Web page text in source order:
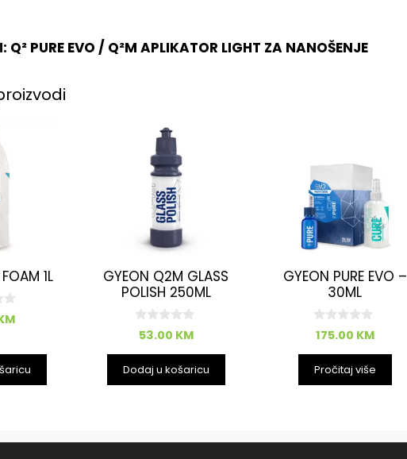
Q² PURE EVO / Q²M APLIKATOR LIGHT ZA NANOŠENJE
1L
GYEON Q2M GLASS
POLISH 250ML
0
o
d
53.00 KM
Dodaj u košaricu
GYEON PURE EVO –
30ML
0
o
d
5
175.00 KM
Pročitaj više